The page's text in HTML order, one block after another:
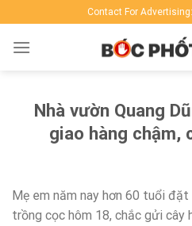
to
content
Contact For
Nhà vườn Quang
giao hàng chậm,
Mẹ em năm nay hơn 60 tuổi đặt
trồng cọc hôm 18, chắc gửi cây